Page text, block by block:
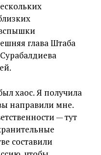
глава Штаба
хаос. Я получила
направили мне.
— тут
составили